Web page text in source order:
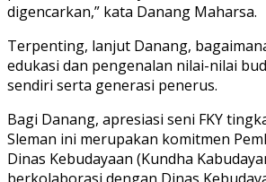
digencarkan,” kata Danang Maharsa.
Terpenting, lanjut Danang,
edukasi dan pengenalan nilai-nilai
sendiri serta generasi penerus.
Bagi Danang, apresiasi seni FKY
Sleman ini merupakan komitmen
Dinas Kebudayaan (Kundha